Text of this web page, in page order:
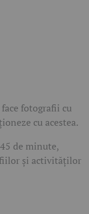
fotografii cu
cu acestea.
de minute,
și activităților